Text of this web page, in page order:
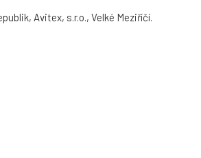
Avitex, s.r.o., Velké Meziříčí.